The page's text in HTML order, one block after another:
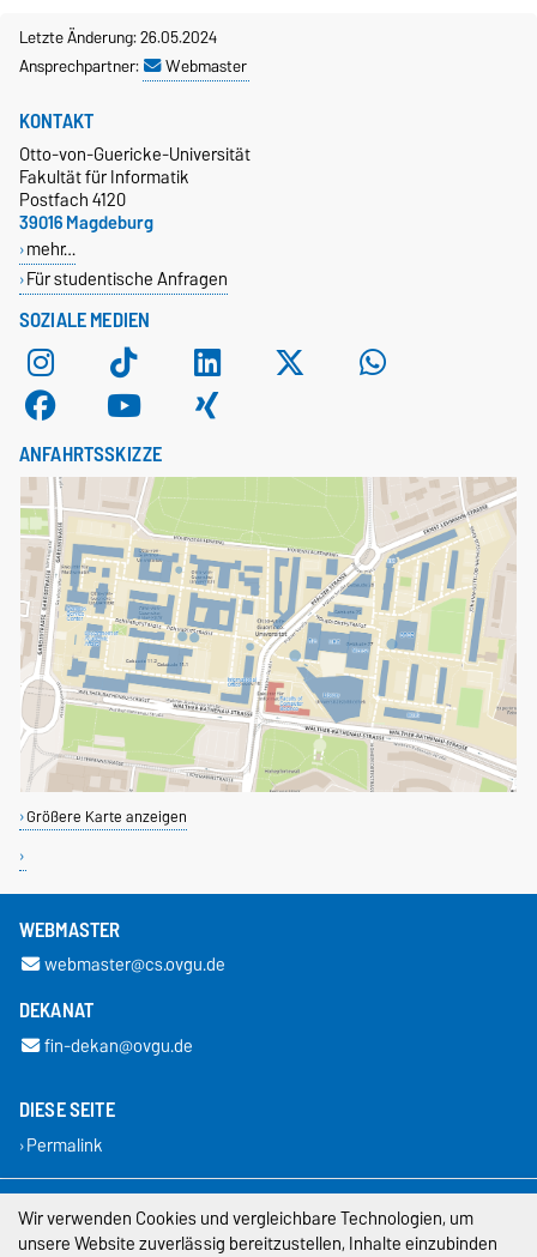
Letzte Änderung: 26.05.2024
Ansprechpartner:
Webmaster
SOZIALE MEDIEN
KONTAKT
Otto-von-Guericke-Universität
Fakultät für Informatik
Postfach 4120
39016 Magdeburg
mehr…
Für studentische Anfragen
ANFAHRTSSKIZZE
Größere Karte anzeigen
WEBMASTER
webmaster@cs.ovgu.de
DEKANAT
fin-dekan@ovgu.de
DIESE SEITE
Permalink
Impressum
Datenschutz
Wir verwenden Cookies und vergleichbare Technologien, um
unsere Website zuverlässig bereitzustellen, Inhalte einzubinden